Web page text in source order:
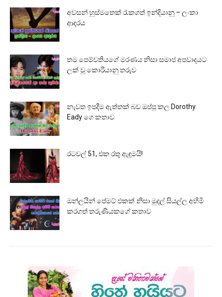
අවසන් හුස්මතෙක් රැකගත් ඉන්දියානු – ලංකා
ආදරය
තම පෙම්වතියගේ මරණය නිසා සමාජ අපවාදයට
ලක් වූ කොරියානු තරුව
නැවත ඉපදීම ඇත්තක් බව ඔප්පු කල Dorothy
Eady ගෙ කතාව
රටවල් 51, එක රතු ඇඳුමයි!
ඔන්ලයින් පේමට් එකක් නිසා මුදල් සියල්ල අහිමි
කරගත් තරුණියකගේ කතාව